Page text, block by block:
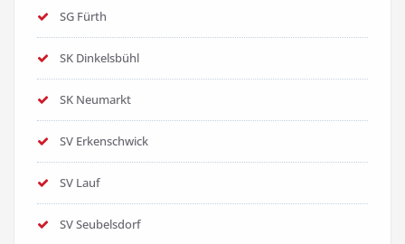
SG Fürth
SK Dinkelsbühl
SK Neumarkt
SV Erkenschwick
SV Lauf
SV Seubelsdorf